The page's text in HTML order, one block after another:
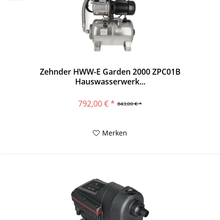
Zehnder HWW-E Garden 2000 ZPC01B
Hauswasserwerk...
843,00 € *
792,00 € *
Merken